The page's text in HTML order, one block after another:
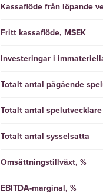
Kassaflöde från löpande
Fritt kassaflöde, MSEK
Investeringar i
Totalt antal pågående
Totalt antal spelutvecklare
Totalt antal sysselsatta
Omsättningstillväxt, %
EBITDA-marginal, %